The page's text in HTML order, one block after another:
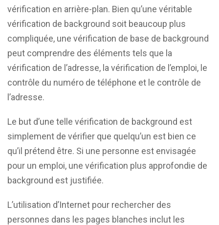
vérification en arrière-plan. Bien qu’une véritable
vérification de background soit beaucoup plus
compliquée, une vérification de base de background
peut comprendre des éléments tels que la
vérification de l’adresse, la vérification de l’emploi, le
contrôle du numéro de téléphone et le contrôle de
l’adresse.
Le but d’une telle vérification de background est
simplement de vérifier que quelqu’un est bien ce
qu’il prétend être. Si une personne est envisagée
pour un emploi, une vérification plus approfondie de
background est justifiée.
L’utilisation d’Internet pour rechercher des
personnes dans les pages blanches inclut les